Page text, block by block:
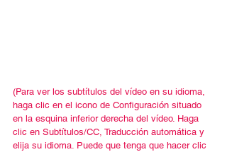
(Para ver los subtítulos del vídeo en su idioma,
haga clic en el icono de Configuración situado
en la esquina inferior derecha del vídeo. Haga
clic en Subtítulos/CC, Traducción automática y
elija su idioma. Puede que tenga que hacer clic